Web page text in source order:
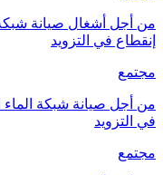
من أجل أشغال صيانة
إنقطاع في التزويد
مجتمع
من أجل صيانة شبكة
في التزويد
مجتمع